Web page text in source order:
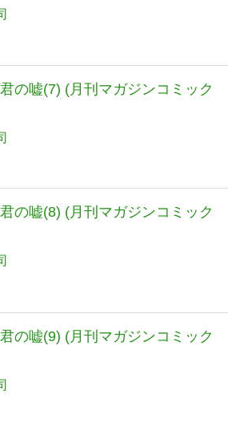
の嘘(7) (月刊マガジンコミック
の嘘(8) (月刊マガジンコミック
の嘘(9) (月刊マガジンコミック